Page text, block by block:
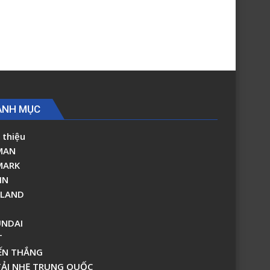
MỤC
thiệu
THẮNG
NHẸ TRUNG QUỐC